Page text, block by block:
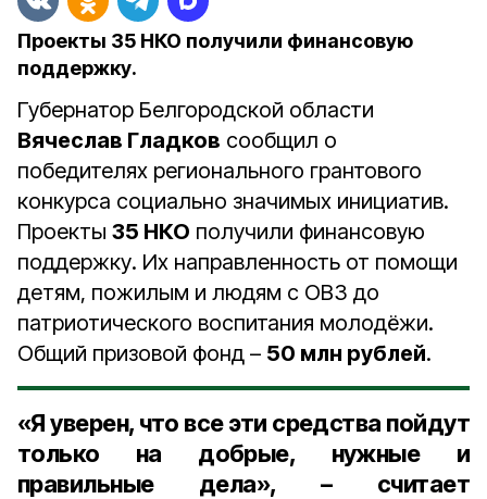
Проекты 35 НКО получили финансовую
поддержку.
Губернатор Белгородской области
Вячеслав Гладков сообщил о
победителях регионального грантового
конкурса социально значимых инициатив.
Проекты 35 НКО получили финансовую
поддержку. Их направленность от помощи
детям, пожилым и людям с ОВЗ до
патриотического воспитания молодёжи.
Общий призовой фонд – 50 млн рублей.
«Я уверен, что все эти средства пойдут
только на добрые, нужные и
правильные дела», – считает